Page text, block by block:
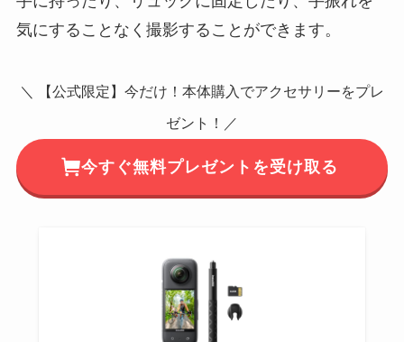
気にすることなく撮影することができます。
＼ 【公式限定】今だけ！本体購入でアクセサリーをプレ
ゼント！／
今すぐ無料プレゼントを受け取る